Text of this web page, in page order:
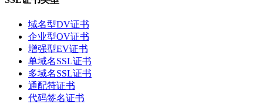
域名型DV证书
企业型OV证书
增强型EV证书
单域名SSL证书
多域名SSL证书
通配符证书
代码签名证书